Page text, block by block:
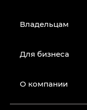
Владельцам
Для бизнеса
О компании